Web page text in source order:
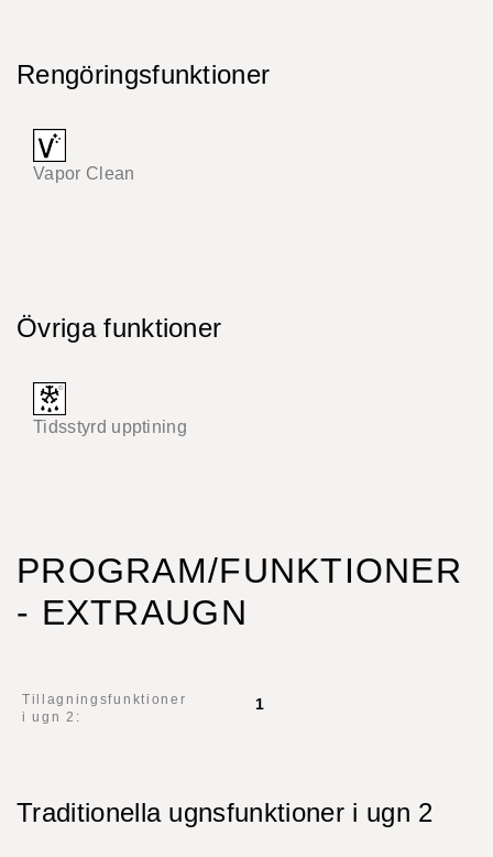
Rengöringsfunktioner
Vapor Clean
Övriga funktioner
Tidsstyrd upptining
PROGRAM/FUNKTIONER
- EXTRAUGN
Tillagningsfunktioner
i ugn 2:
1
Traditionella ugnsfunktioner i ugn 2